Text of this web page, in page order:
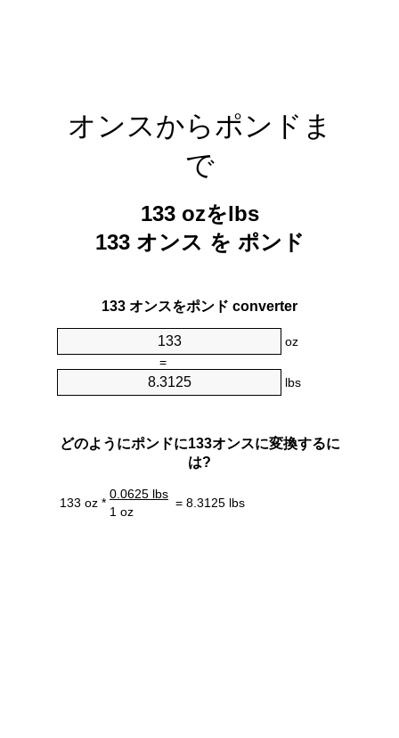
オンスからポンドま
で
133 ozをlbs
133 オンス を ポンド
133 オンスをポンド converter
oz
=
lbs
どのようにポンドに133オンスに変換するに
は?
133 oz *
0.0625 lbs
= 8.3125 lbs
1 oz